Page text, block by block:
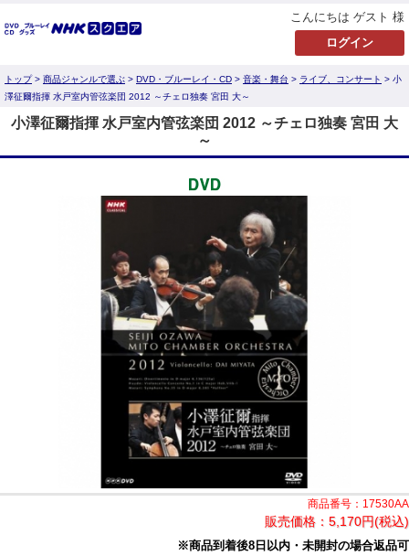
こんにちは ゲスト 様
トップ> 商品ジャンルで選ぶ > DVD・ブルーレイ・CD > 音楽・舞台 > ライブ、コンサート > 小
澤征爾指揮 水戸室内管弦楽団 2012 ～チェロ独奏 宮田 大～
小澤征爾指揮 水戸室内管弦楽団 2012 ～チェロ独奏 宮田 大
～
商品番号：17530AA
販売価格： 5,170円(税込)
※商品到着後8日以内・未開封の場合返品可